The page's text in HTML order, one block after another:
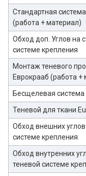
Стандартная
(работа + материал)
Обход доп. Углов на
системе крепления
Монтаж теневого
Еврокрааб (работа +
Бесщелевая система
Теневой для ткани
Обход внешних
системе крепления
Обход внутренних
теневой системе